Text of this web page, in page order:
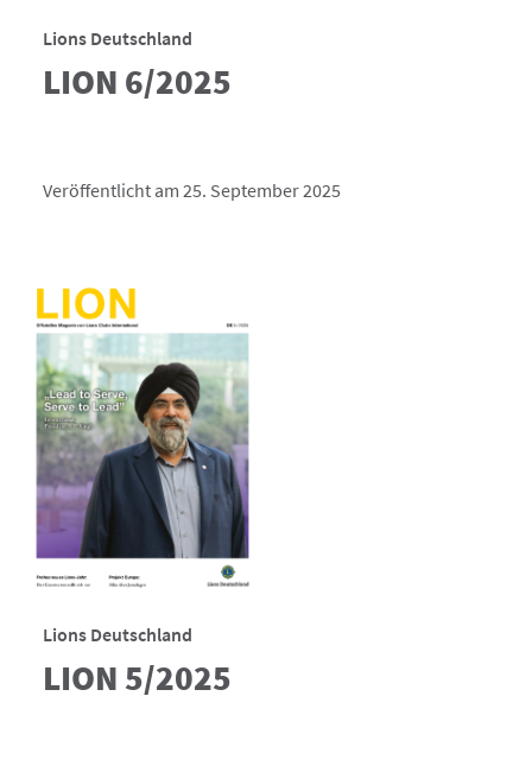
Lions Deutschland
LION 6/2025
Veröffentlicht am 25. September 2025
Lions Deutschland
LION 5/2025